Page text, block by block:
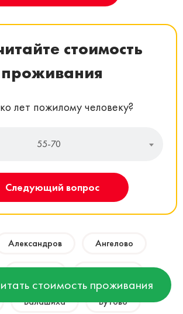
стоимость
проживания
лет пожилому человеку?
55-70
Следующий вопрос
Александров Ангелово
Балашиха Бутово
стоимость проживания